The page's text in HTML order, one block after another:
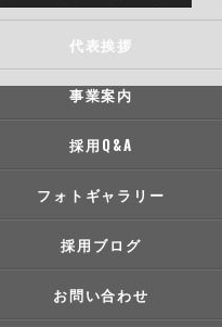
代表挨拶
事業案内
採用Q&A
フォトギャラリー
採用ブログ
お問い合わせ